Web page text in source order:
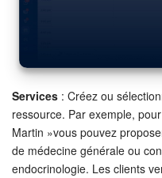
Services : Créez ou
ressource. Par exemple,
Martin »vous pouvez
de médecine générale ou
endocrinologie. Les clients